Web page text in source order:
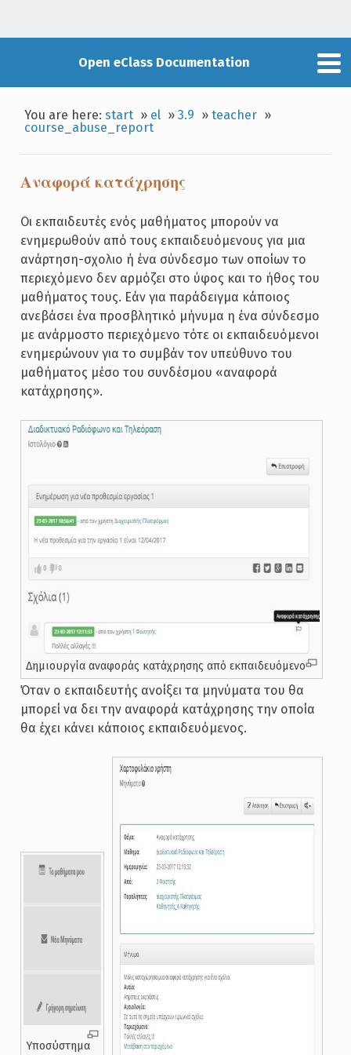
Open eClass Documentation
You are here:start » el »3.9 »teacher »
course_abuse_report
Αναφορά κατάχρησης
Οι εκπαιδευτές ενός μαθήματος μπορούν να
ενημερωθούν από τους εκπαιδευόμενους για μια
ανάρτηση-σχολιο ή ένα σύνδεσμο των οποίων το
περιεχόμενο δεν αρμόζει στο ύφος και το ήθος του
μαθήματος τους. Εάν για παράδειγμα κάποιος
ανεβάσει ένα προσβλητικό μήνυμα η ένα σύνδεσμο
με ανάρμοστο περιεχόμενο τότε οι εκπαιδευόμενοι
ενημερώνουν για το συμβάν τον υπεύθυνο του
μαθήματος μέσο του συνδέσμου «αναφορά
κατάχρησης».
Δημιουργία αναφοράς κατάχρησης από εκπαιδευόμενο
Όταν ο εκπαιδευτής ανοίξει τα μηνύματα του θα
μπορεί να δει την αναφορά κατάχρησης την οποία
θα έχει κάνει κάποιος εκπαιδευόμενος.
Υποσύστημα